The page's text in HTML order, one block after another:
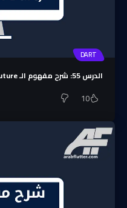
DART
الدرس 55: شرح مفهوم الـ Future في لغة دارت (Future In Dart)
10